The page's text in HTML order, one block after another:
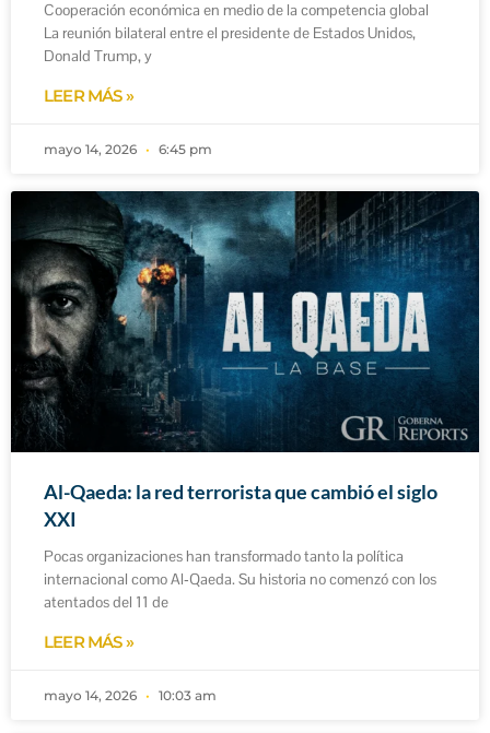
Cooperación económica en medio de la competencia global
La reunión bilateral entre el presidente de Estados Unidos,
Donald Trump, y
LEER MÁS »
mayo 14, 2026 6:45 pm
Al-Qaeda: la red terrorista que cambió el siglo
XXI
Pocas organizaciones han transformado tanto la política
internacional como Al‑Qaeda. Su historia no comenzó con los
atentados del 11 de
LEER MÁS »
mayo 14, 2026 10:03 am